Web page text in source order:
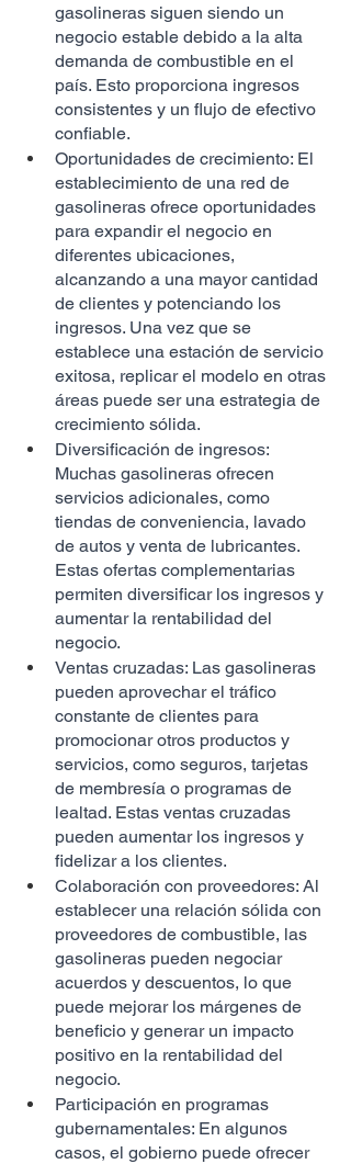
gasolineras siguen siendo un
negocio estable debido a la alta
demanda de combustible en el
país. Esto proporciona ingresos
consistentes y un flujo de efectivo
confiable.
Oportunidades de crecimiento: El
establecimiento de una red de
gasolineras ofrece oportunidades
para expandir el negocio en
diferentes ubicaciones,
alcanzando a una mayor cantidad
de clientes y potenciando los
ingresos. Una vez que se
establece una estación de servicio
exitosa, replicar el modelo en otras
áreas puede ser una estrategia de
crecimiento sólida.
Diversificación de ingresos:
Muchas gasolineras ofrecen
servicios adicionales, como
tiendas de conveniencia, lavado
de autos y venta de lubricantes.
Estas ofertas complementarias
permiten diversificar los ingresos y
aumentar la rentabilidad del
negocio.
Ventas cruzadas: Las gasolineras
pueden aprovechar el tráfico
constante de clientes para
promocionar otros productos y
servicios, como seguros, tarjetas
de membresía o programas de
lealtad. Estas ventas cruzadas
pueden aumentar los ingresos y
fidelizar a los clientes.
Colaboración con proveedores: Al
establecer una relación sólida con
proveedores de combustible, las
gasolineras pueden negociar
acuerdos y descuentos, lo que
puede mejorar los márgenes de
beneficio y generar un impacto
positivo en la rentabilidad del
negocio.
Participación en programas
gubernamentales: En algunos
casos, el gobierno puede ofrecer